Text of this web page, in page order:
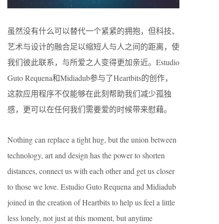
虽然没有什么可以替代一个紧紧的拥抱，但科技、
艺术与设计的融合足以缩短人与人之间的距离，使
我们彼此联系，与所爱之人变得更加亲近。Estudio
Guto Requena和Midiadub参与了Heartbits的创作，
这款应用程序不仅能够在此刻帮助我们减少孤独
感，更可以在任何我们需要爱的时候带来慰藉。
Nothing can replace a tight hug, but the union between
technology, art and design has the power to shorten
distances, connect us with each other and get us closer
to those we love. Estudio Guto Requena and Midiadub
joined in the creation of Heartbits to help us feel a little
less lonely, not just at this moment, but anytime